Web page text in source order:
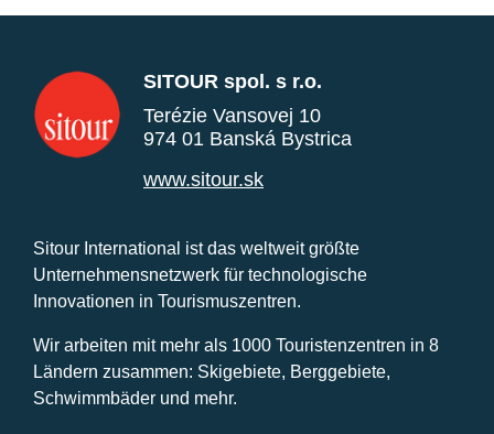
SITOUR spol. s r.o.
Terézie Vansovej 10
974 01 Banská Bystrica
www.sitour.sk
Sitour International ist das weltweit größte
Unternehmensnetzwerk für technologische
Innovationen in Tourismuszentren.
Wir arbeiten mit mehr als 1000 Touristenzentren in 8
Ländern zusammen: Skigebiete, Berggebiete,
Schwimmbäder und mehr.